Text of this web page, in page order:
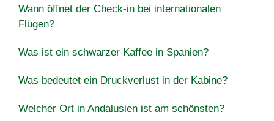
Wann öffnet der Check-in bei internationalen
Flügen?
Was ist ein schwarzer Kaffee in Spanien?
Was bedeutet ein Druckverlust in der Kabine?
Welcher Ort in Andalusien ist am schönsten?